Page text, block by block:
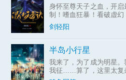
身怀至尊天子之血，开
制！嗜血狂暴！看破虚
身瞬移！空间粉碎！
【混沌天帝】凌峰：“我
剑轻阳
半岛小行星
我来了，为了成为明星。
我征……算了，这里太复